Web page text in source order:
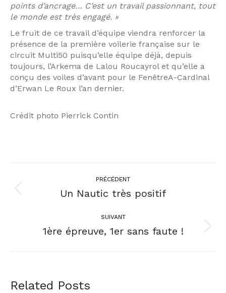
points d’ancrage… C’est un travail passionnant, tout
le monde est très engagé. »
Le fruit de ce travail d’équipe viendra renforcer la
présence de la première voilerie française sur le
circuit Multi50 puisqu’elle équipe déjà, depuis
toujours, l’Arkema de Lalou Roucayrol et qu’elle a
conçu des voiles d’avant pour le FenêtreA-Cardinal
d’Erwan Le Roux l’an dernier.
Crédit photo Pierrick Contin
PRÉCÉDENT
Un Nautic très positif
SUIVANT
1ère épreuve, 1er sans faute !
Related Posts